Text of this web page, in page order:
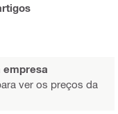
empresa
ver os preços da